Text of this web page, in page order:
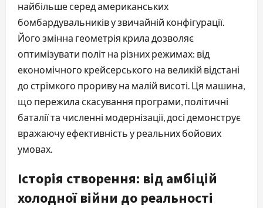
найбільше серед американських
бомбардувальників у звичайній конфігурації.
Його змінна геометрія крила дозволяє
оптимізувати політ на різних режимах: від
економічного крейсерського на великій відстані
до стрімкого прориву на малій висоті. Ця машина,
що пережила скасування програми, політичні
баталії та численні модернізації, досі демонструє
вражаючу ефективність у реальних бойових
умовах.
Історія створення: від амбіцій
холодної війни до реальності